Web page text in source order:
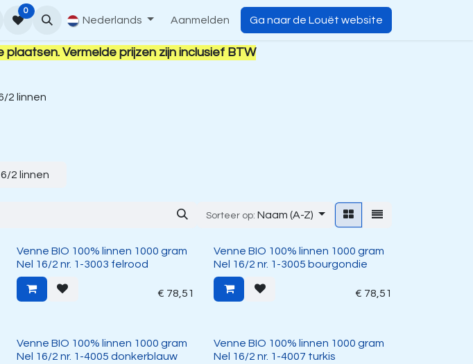
te bestellen Contact
0
Nederlands Aanmelden Ga naar de Louët website
Vermelde prijzen zijn inclusief BTW
2 linnen
2 linnen
Sorteer op: Naam (A-Z)
Venne BIO 100% linnen 1000 gram
Nel 16/2 nr. 1-3003 felrood
€ 78,51
Venne BIO 100% linnen 1000 gram
Nel 16/2 nr. 1-3005 bourgondie
€ 78,51
Venne BIO 100% linnen 1000 gram
Nel 16/2 nr. 1-4005 donkerblauw
Venne BIO 100% linnen 1000 gram
Nel 16/2 nr. 1-4007 turkis